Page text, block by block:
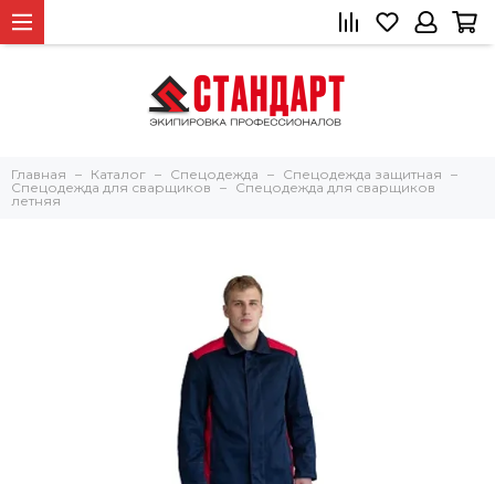
Главная Каталог Спецодежда
Спецодежда защитная
Спецодежда для сварщиков
Спецодежда для сварщиков
летняя